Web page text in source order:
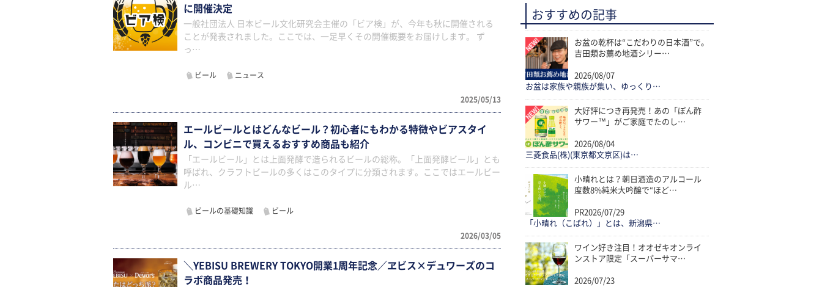
に開催決定
一般社団法人 日本ビール文化研究会主催の「ビア検」が、今年も秋に開催される
ことが発表されました。ここでは、一足早くその開催概要をお届けします。 ず
っ…
ビール ニュース
2025/05/13
エールビールとはどんなビール？初心者にもわかる特徴やビアスタイ
ル、コンビニで買えるおすすめ商品も紹介
「エールビール」とは上面発酵で造られるビールの総称。「上面発酵ビール」とも
呼ばれ、クラフトビールの多くはこのタイプに分類されます。ここではエールビー
ル…
ビールの基礎知識 ビール
2026/03/05
＼YEBISU BREWERY TOKYO開業1周年記念／ヱビス×デュワーズのコ
ラボ商品発売！
おすすめの記事
お盆の乾杯は“こだわりの日本酒”で。
吉田類お薦め地酒シリー…
2026/08/07
お盆は家族や親族が集い、ゆっくり…
大好評につき再発売！あの「ぽん酢
サワー™」がご家庭でたのし…
2026/08/04
三菱食品(株)(東京都文京区)は…
小晴れとは？朝日酒造のアルコール
度数8%純米大吟醸で“ほど…
PR2026/07/29
「小晴れ（こばれ）」とは、新潟県…
ワイン好き注目！オオゼキオンライ
ンストア限定「スーパーサマ…
2026/07/23